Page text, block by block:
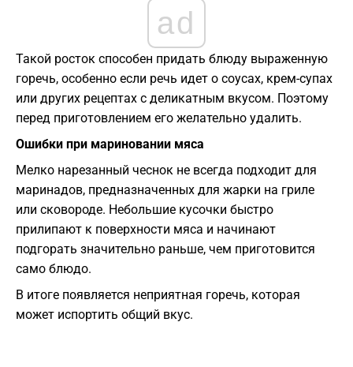
ad
Такой росток способен придать блюду выраженную
горечь, особенно если речь идет о соусах, крем-супах
или других рецептах с деликатным вкусом. Поэтому
перед приготовлением его желательно удалить.
Ошибки при мариновании мяса
Мелко нарезанный чеснок не всегда подходит для
маринадов, предназначенных для жарки на гриле
или сковороде. Небольшие кусочки быстро
прилипают к поверхности мяса и начинают
подгорать значительно раньше, чем приготовится
само блюдо.
В итоге появляется неприятная горечь, которая
может испортить общий вкус.